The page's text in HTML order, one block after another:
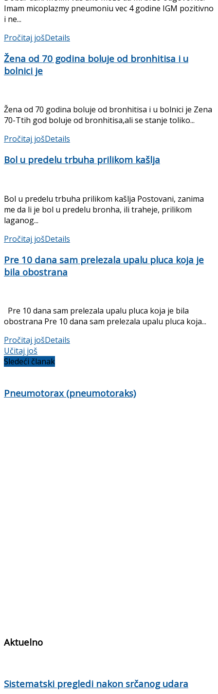
Imam micoplazmy pneumoniu vec 4 godine IGM pozitivno
i ne...
Pročitaj jošDetails
Žena od 70 godina boluje od bronhitisa i u
bolnici je
Žena od 70 godina boluje od bronhitisa i u bolnici je Zena
70-Ttih god boluje od bronhitisa,ali se stanje toliko...
Pročitaj jošDetails
Bol u predelu trbuha prilikom kašlja
Bol u predelu trbuha prilikom kašlja Postovani, zanima
me da li je bol u predelu bronha, ili traheje, prilikom
laganog...
Pročitaj jošDetails
Pre 10 dana sam prelezala upalu pluca koja je
bila obostrana
Pre 10 dana sam prelezala upalu pluca koja je bila
obostrana Pre 10 dana sam prelezala upalu pluca koja...
Pročitaj jošDetails
Učitaj još
Sledeći članak
Pneumotorax (pneumotoraks)
Aktuelno
Sistematski pregledi nakon srčanog udara